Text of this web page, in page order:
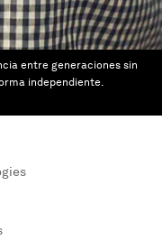
entre generaciones sin
independiente.